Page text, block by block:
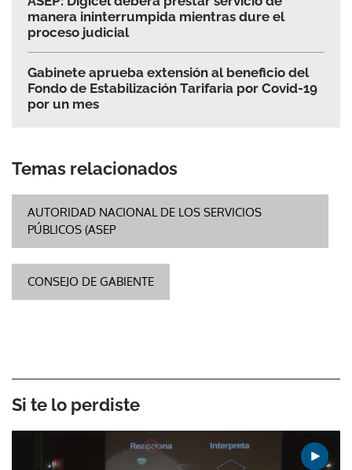
manera ininterrumpida mientras dure el
proceso judicial
Gabinete aprueba extensión al beneficio del
Fondo de Estabilización Tarifaria por Covid-19
por un mes
Temas relacionados
AUTORIDAD NACIONAL DE LOS SERVICIOS
PÚBLICOS (ASEP
CONSEJO DE GABIENTE
Si te lo perdiste